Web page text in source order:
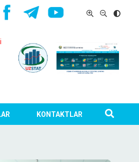
KONTAKTLAR